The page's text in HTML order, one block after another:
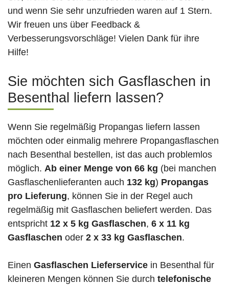
und wenn Sie sehr unzufrieden waren auf 1 Stern.
Wir freuen uns über Feedback &
Verbesserungsvorschläge! Vielen Dank für ihre
Hilfe!
Sie möchten sich Gasflaschen in
Besenthal liefern lassen?
Wenn Sie regelmäßig Propangas liefern lassen
möchten oder einmalig mehrere Propangasflaschen
nach Besenthal bestellen, ist das auch problemlos
möglich. Ab einer Menge von 66 kg (bei manchen
Gasflaschenlieferanten auch 132 kg) Propangas
pro Lieferung, können Sie in der Regel auch
regelmäßig mit Gasflaschen beliefert werden. Das
entspricht 12 x 5 kg Gasflaschen, 6 x 11 kg
Gasflaschen oder 2 x 33 kg Gasflaschen.
Einen Gasflaschen Lieferservice in Besenthal für
kleineren Mengen können Sie durch telefonische